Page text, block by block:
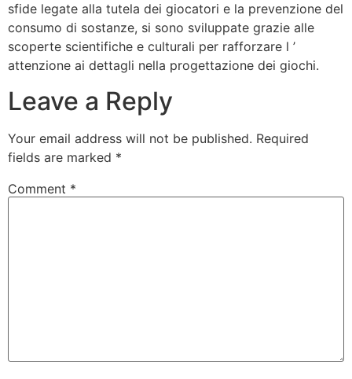
sfide legate alla tutela dei giocatori e la prevenzione del
consumo di sostanze, si sono sviluppate grazie alle
scoperte scientifiche e culturali per rafforzare l ’
attenzione ai dettagli nella progettazione dei giochi.
Leave a Reply
Your email address will not be published. Required
fields are marked *
Comment *